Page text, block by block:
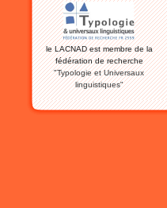
le LACNAD est membre de la
fédération de recherche
"Typologie et Universaux
linguistiques"